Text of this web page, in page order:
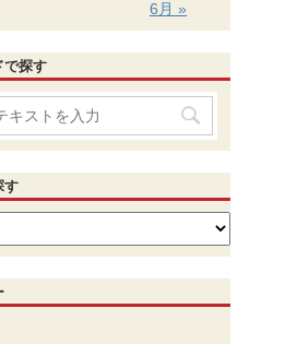
6月 »
で探す
す